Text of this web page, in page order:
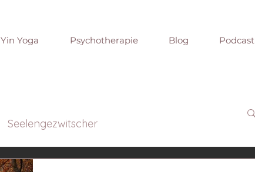
Yin Yoga
Psychotherapie Blog Podcast
Seelengezwitscher